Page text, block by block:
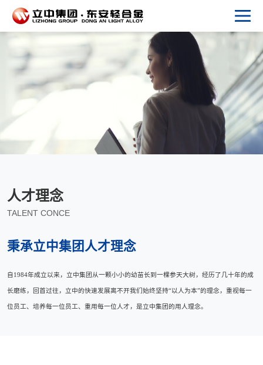
人才理念
TALENT CONCE
秉承立中集团人才理念
自1984年成立以来，立中集团从一颗小小的幼苗长到一棵参天大树，经历了几十年的成
长磨练，回首过往，立中的快速发展离不开我们始终坚持“以人为本”的理念，重视每一
位员工、培养每一位员工、重用每一位人才，是立中集团的用人理念。